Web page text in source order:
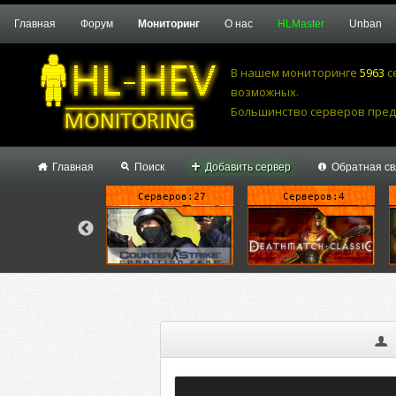
Главная Форум Мониторинг О нас HLMaster Unban
В нашем мониторинге 5963
возможных.
Большинство серверов
Главная Поиск Добавить сервер Обратная
Серверов:27 Серверов:4